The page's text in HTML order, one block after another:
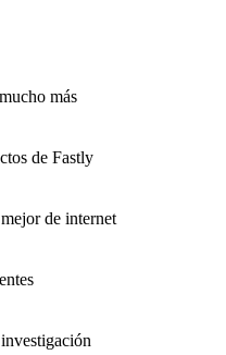
más
de Fastly
de internet